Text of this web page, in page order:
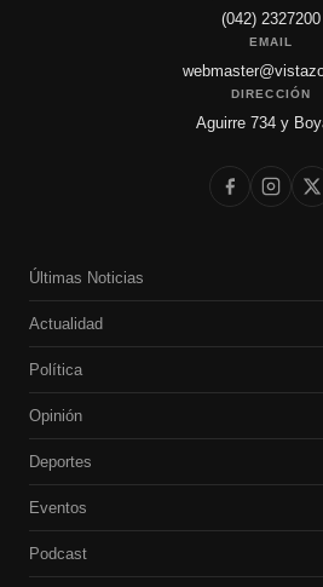
(042) 2327200
EMAIL
DIRECCIÓN
Aguirre 734 y
Últimas Noticias
Actualidad
Política
Opinión
Deportes
Eventos
Podcast